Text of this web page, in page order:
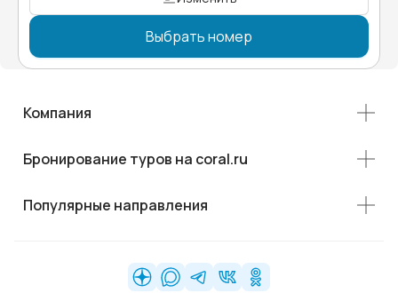
Выбрать номер
Компания
Бронирование туров на coral.ru
Популярные направления